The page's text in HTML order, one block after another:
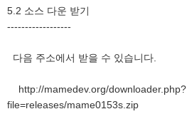
5.2 소스 다운 받기
------------------
다음 주소에서 받을 수 있습니다.
http://mamedev.org/downloader.php?
file=releases/mame0153s.zip